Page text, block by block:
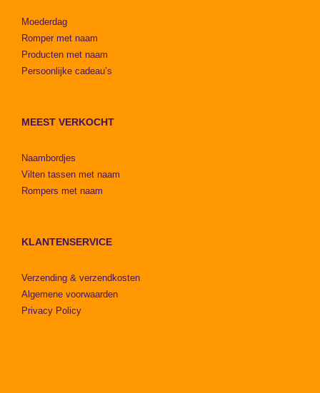
Moederdag
Romper met naam
Producten met naam
Persoonlijke cadeau’s
MEEST VERKOCHT
Naambordjes
Vilten tassen met naam
Rompers met naam
KLANTENSERVICE
Verzending & verzendkosten
Algemene voorwaarden
Privacy Policy